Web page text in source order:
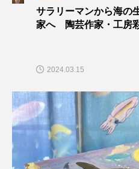
交雑 企画 企画
分類 刺胞動物
化石 北の大地の水族館
サラリーマンから海の
家へ 陶芸作家・工房
2024.03.15